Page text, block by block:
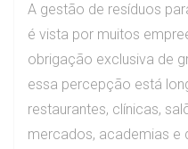
A gestão de resíduos
é vista por muitos
obrigação exclusiva de
essa percepção está
restaurantes, clínicas,
mercados, academias e